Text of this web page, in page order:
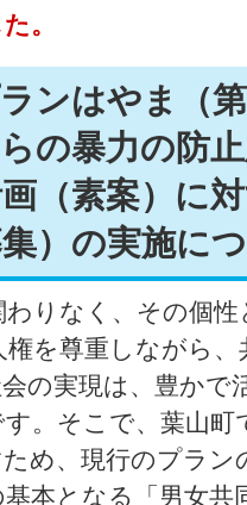
。
ンはやま（
の暴力の防
（素案）に
）の実施に
りなく、その個
を尊重しながら
の実現は、豊かで
。そこで、葉山
め、現行のプラン
本となる「男女共